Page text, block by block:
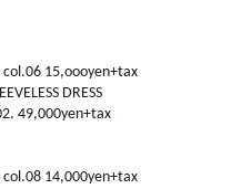
15,oooyen+tax
DRESS
49,000yen+tax
14,000yen+tax